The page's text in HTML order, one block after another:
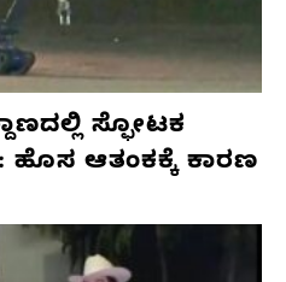
ಸ್ಫೋಟಕ
ಹೊಸ ಆತಂಕಕ್ಕೆ ಕಾರಣ